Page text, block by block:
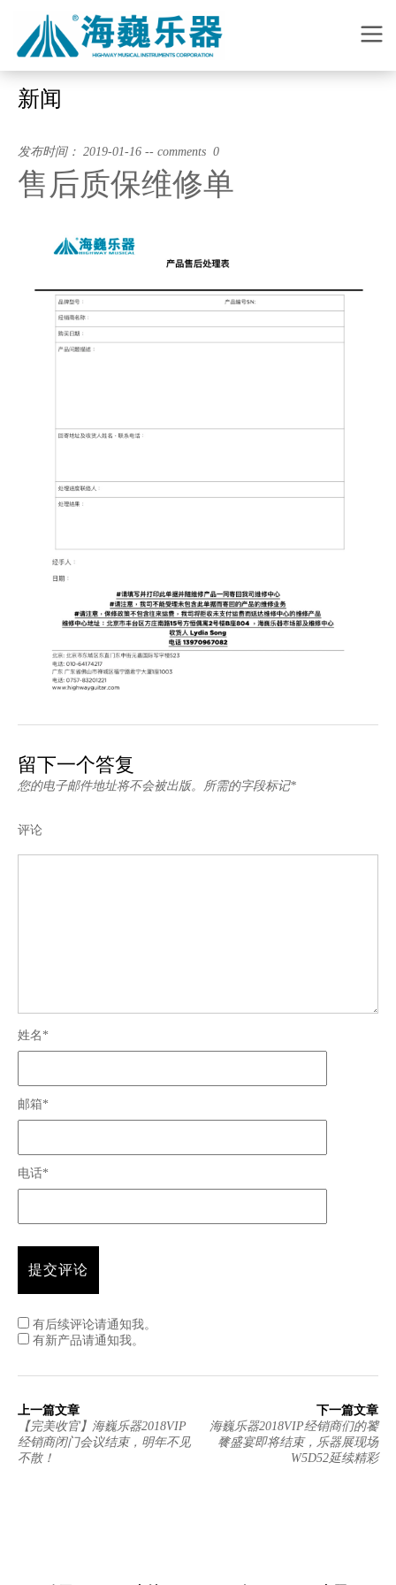
新闻
发布时间： 2019-01-16 -- comments 0
售后质保维修单
留下一个答复
您的电子邮件地址将不会被出版。所需的字段标记*
评论
姓名*
邮箱*
电话*
有后续评论请通知我。
有新产品请通知我。
上一篇文章
【完美收官】海巍乐器2018VIP
经销商闭门会议结束，明年不见
不散！
下一篇文章
海巍乐器2018VIP经销商们的饕
餮盛宴即将结束，乐器展现场
W5D52延续精彩